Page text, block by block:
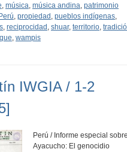
, música, música andina, patrimonio
Perú, propiedad , pueblos indígenas,
, reciprocidad , shuar, territorio,
, wampis
IWGIA / 1-2
Perú / Informe especial sobre
Ayacucho: El genocidio